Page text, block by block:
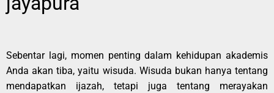
Sebentar lagi, momen penting dalam kehidupan akademis
Anda akan tiba, yaitu wisuda. Wisuda bukan hanya tentang
mendapatkan ijazah, tetapi juga tentang merayakan